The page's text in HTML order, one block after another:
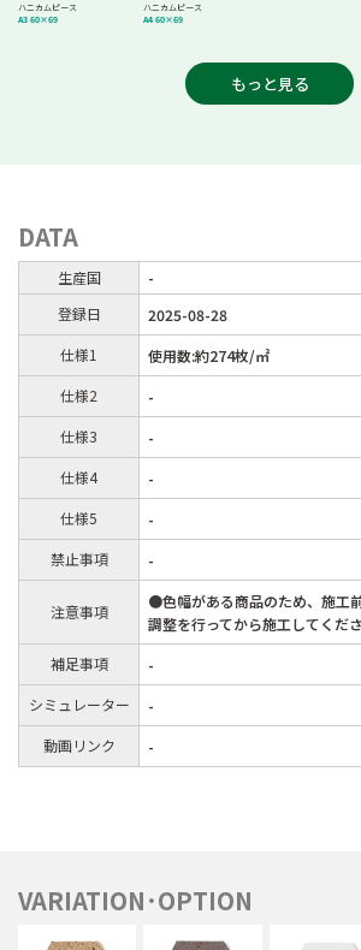
ハニカムピース
A3 60×69
ハニカムピース
A4 60×69
もっと見る
DATA
生産国
-
登録日
2025-08-28
仕様1
使用数:約274枚/㎡
仕様2
-
仕様3
-
仕様4
-
仕様5
-
禁止事項
-
注意事項
●色幅がある商品のため、施工
調整を行ってから施工してくださ
補足事項
-
シミュレーター
-
動画リンク
-
VARIATION･OPTION